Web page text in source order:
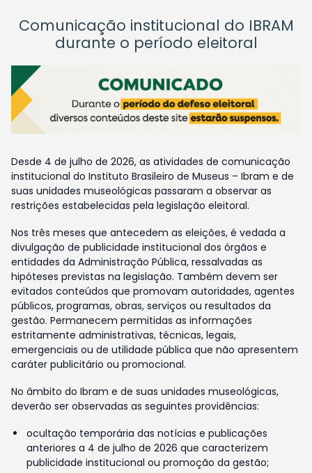
Comunicação institucional do IBRAM
durante o período eleitoral
Desde 4 de julho de 2026, as atividades de comunicação
institucional do Instituto Brasileiro de Museus – Ibram e de
suas unidades museológicas passaram a observar as
restrições estabelecidas pela legislação eleitoral.
Nos três meses que antecedem as eleições, é vedada a
divulgação de publicidade institucional dos órgãos e
entidades da Administração Pública, ressalvadas as
hipóteses previstas na legislação. Também devem ser
evitados conteúdos que promovam autoridades, agentes
públicos, programas, obras, serviços ou resultados da
gestão. Permanecem permitidas as informações
estritamente administrativas, técnicas, legais,
emergenciais ou de utilidade pública que não apresentem
caráter publicitário ou promocional.
No âmbito do Ibram e de suas unidades museológicas,
deverão ser observadas as seguintes providências:
ocultação temporária das notícias e publicações
anteriores a 4 de julho de 2026 que caracterizem
publicidade institucional ou promoção da gestão;